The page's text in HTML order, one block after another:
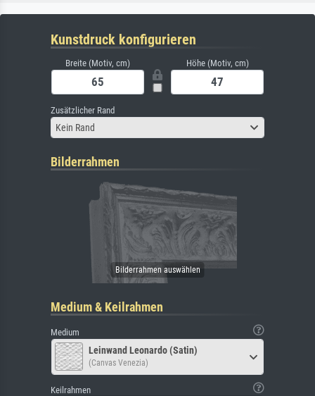
Kunstdruck konfigurieren
Breite (Motiv, cm) Höhe (Motiv, cm)
Zusätzlicher Rand
Kein Rand
Bilderrahmen
Medium & Keilrahmen
Medium
Leinwand Leonardo (Satin)
(Canvas Venezia)
Keilrahmen